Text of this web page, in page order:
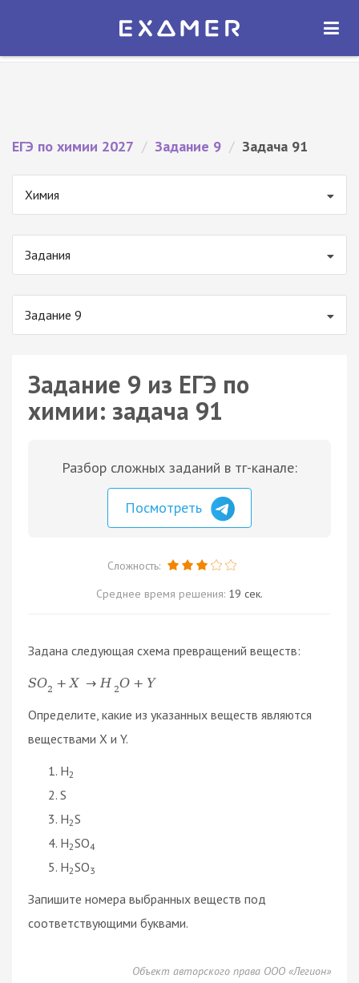
Экзамер — ЕГЭ 2027
ОТКРЫТЬ
ЕГЭ по химии 2027 / Задание 9 / Задача 91
Химия
Задания
Задание 9
Задание 9 из ЕГЭ по
химии: задача 91
Разбор сложных заданий в тг-канале:
Посмотреть
Сложность:
Среднее время решения: 19 сек.
Задана следующая схема превращений веществ:
SO2 + X → H 2O + Y
Определите, какие из указанных веществ являются
веществами X и Y.
H2
S
H2S
H2SO4
H2SO3
Запишите номера выбранных веществ под
соответствующими буквами.
Объект авторского права ООО «Легион»